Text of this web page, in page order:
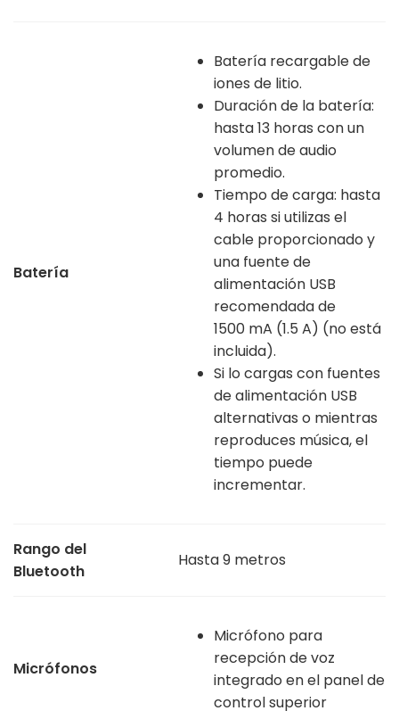
Batería
Batería recargable de
iones de litio.
Duración de la batería:
hasta 13 horas con un
volumen de audio
promedio.
Tiempo de carga: hasta
4 horas si utilizas el
cable proporcionado y
una fuente de
alimentación USB
recomendada de
1500 mA (1.5 A) (no está
incluida).
Si lo cargas con fuentes
de alimentación USB
alternativas o mientras
reproduces música, el
tiempo puede
incrementar.
Rango del
Bluetooth
Hasta 9 metros
Micrófonos
Micrófono para
recepción de voz
integrado en el panel de
control superior